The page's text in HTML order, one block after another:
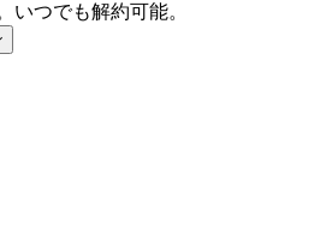
いつでも解約可能。